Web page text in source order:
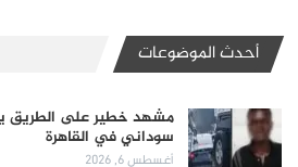
أحدث الموضوعات
مشهد خطير على
سوداني في القاهرة
أغسطس 6, 2026